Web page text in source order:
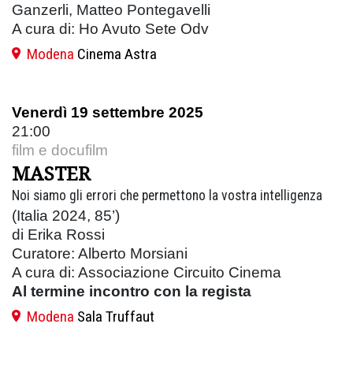
Ganzerli, Matteo Pontegavelli
A cura di: Ho Avuto Sete Odv
Modena Cinema Astra
Venerdì 19 settembre 2025
21:00
film e docufilm
MASTER
Noi siamo gli errori che permettono la vostra intelligenza
(Italia 2024, 85’)
di Erika Rossi
Curatore: Alberto Morsiani
A cura di: Associazione Circuito Cinema
Al termine incontro con la regista
Modena Sala Truffaut